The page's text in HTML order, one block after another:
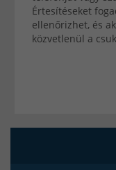
Értesítéseket
ellenőrizhet, és
közvetlenül a